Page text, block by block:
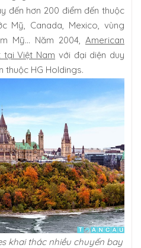
đến hơn 200 điểm đến thuộc
Mỹ, Canada, Mexico, vùng
Mỹ... Năm 2004, American
Việt Nam với đại diện duy
thuộc HG Holdings.
khai thác nhiều chuyến bay